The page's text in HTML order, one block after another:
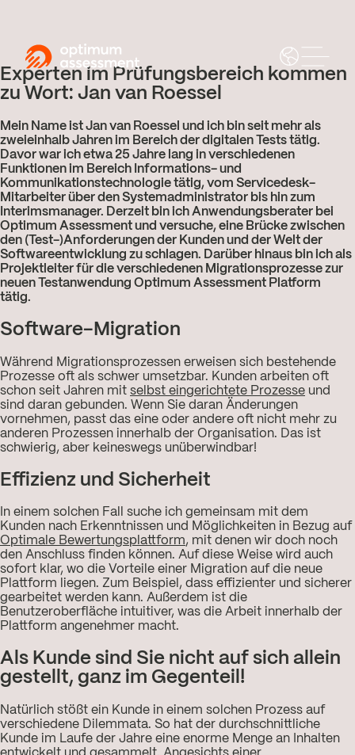
Experten im Prüfungsbereich kommen
zu Wort: Jan van Roessel
Mein Name ist Jan van Roessel und ich bin seit mehr als
zweieinhalb Jahren im Bereich der digitalen Tests tätig.
Davor war ich etwa 25 Jahre lang in verschiedenen
Funktionen im Bereich Informations- und
Kommunikationstechnologie tätig, vom Servicedesk-
Mitarbeiter über den Systemadministrator bis hin zum
Interimsmanager. Derzeit bin ich Anwendungsberater bei
Optimum Assessment und versuche, eine Brücke zwischen
den (Test-)Anforderungen der Kunden und der Welt der
Softwareentwicklung zu schlagen. Darüber hinaus bin ich als
Projektleiter für die verschiedenen Migrationsprozesse zur
neuen Testanwendung Optimum Assessment Platform
tätig.
Software-Migration
Während Migrationsprozessen erweisen sich bestehende
Prozesse oft als schwer umsetzbar. Kunden arbeiten oft
schon seit Jahren mit selbst eingerichtete Prozesse und
sind daran gebunden. Wenn Sie daran Änderungen
vornehmen, passt das eine oder andere oft nicht mehr zu
anderen Prozessen innerhalb der Organisation. Das ist
schwierig, aber keineswegs unüberwindbar!
Effizienz und Sicherheit
In einem solchen Fall suche ich gemeinsam mit dem
Kunden nach Erkenntnissen und Möglichkeiten in Bezug auf
Optimale Bewertungsplattform, mit denen wir doch noch
den Anschluss finden können. Auf diese Weise wird auch
sofort klar, wo die Vorteile einer Migration auf die neue
Plattform liegen. Zum Beispiel, dass effizienter und sicherer
gearbeitet werden kann. Außerdem ist die
Benutzeroberfläche intuitiver, was die Arbeit innerhalb der
Plattform angenehmer macht.
Als Kunde sind Sie nicht auf sich allein
gestellt, ganz im Gegenteil!
Natürlich stößt ein Kunde in einem solchen Prozess auf
verschiedene Dilemmata. So hat der durchschnittliche
Kunde im Laufe der Jahre eine enorme Menge an Inhalten